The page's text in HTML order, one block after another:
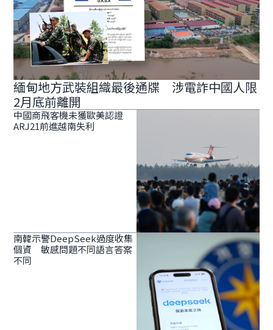
緬甸地方武裝組織最後通牒 涉電詐中國人限
2月底前離開
中國商飛客機未獲歐美認證
ARJ21前進越南失利
南韓示警DeepSeek過度收集
個資 敏感問題不同語言答案
不同